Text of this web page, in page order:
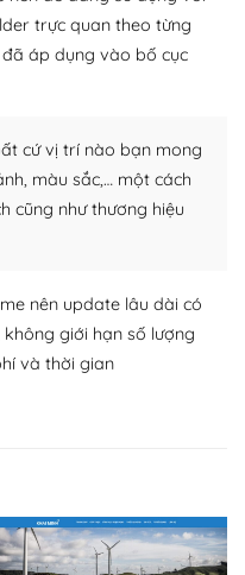
đặt thêm vào
năng cần thiết. Có
thư viện themes và
phú. Bạn có thể thỏa
phù hợp cho mục đích
đều có thể dễ
định nơi lưu trữ
WordPress
trực quan theo từng
áp dụng vào bố cục
cứ vị trí nào bạn mong
màu sắc,… một cách
cũng như thương hiệu
nên update lâu dài có
giới hạn số lượng
và thời gian